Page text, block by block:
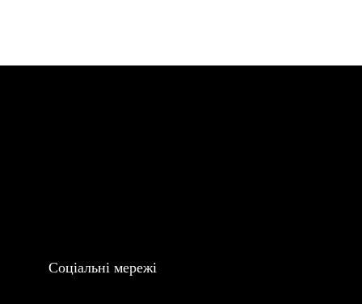
Соціальні мережі